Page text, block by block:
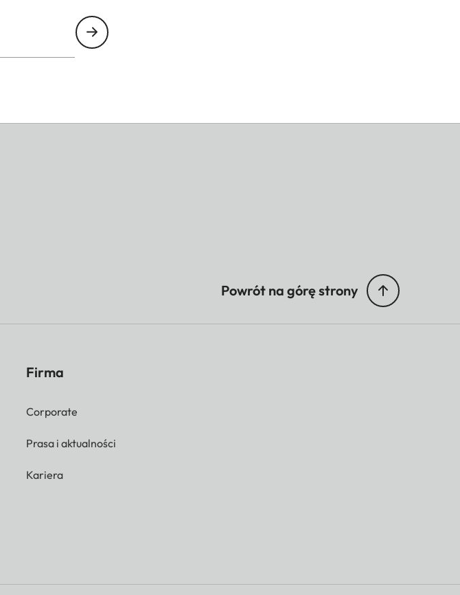
Powrót na górę strony
Firma
Corporate
Prasa i aktualności
Kariera